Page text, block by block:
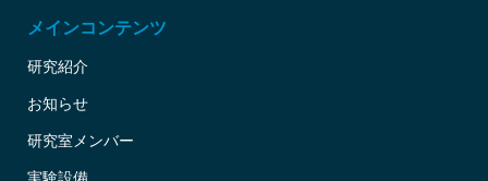
メインコンテンツ
研究紹介
お知らせ
研究室メンバー